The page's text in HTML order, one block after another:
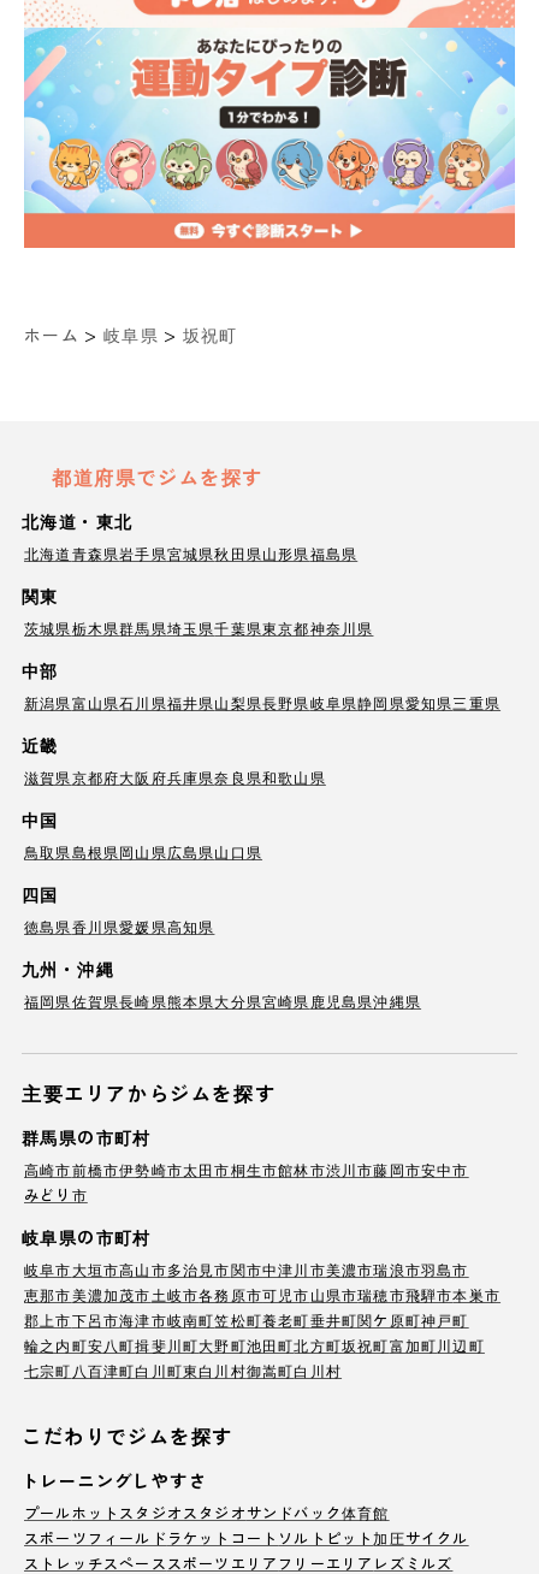
ホーム > 岐阜県 > 坂祝町
都道府県でジムを探す
北海道・東北
北海道青森県岩手県宮城県秋田県山形県福島県
関東
茨城県栃木県群馬県埼玉県千葉県東京都神奈川県
中部
新潟県富山県石川県福井県山梨県長野県岐阜県静岡県愛知県三重県
近畿
滋賀県京都府大阪府兵庫県奈良県和歌山県
中国
鳥取県島根県岡山県広島県山口県
四国
徳島県香川県愛媛県高知県
九州・沖縄
福岡県佐賀県長崎県熊本県大分県宮崎県 鹿児島県沖縄県
主要エリアからジムを探す
群馬県の市町村
高崎市前橋市伊勢崎市太田市桐生市館林市渋川市藤岡市安中市
みどり市
岐阜県の市町村
岐阜市大垣市高山市多治見市関市中津川市美濃市瑞浪市羽島市
恵那市美濃加茂市土岐市各務原市可児市山県市瑞穂市飛騨市本巣市
郡上市下呂市海津市岐南町笠松町養老町垂井町関ケ原町神戸町
輪之内町安八町揖斐川町大野町池田町北方町坂祝町富加町川辺町
七宗町 八百津町白川町東白川村御嵩町白川村
こだわりでジムを探す
トレーニングしやすさ
プールホットスタジオ スタジオサンドバック体育館
スポーツフィールド ラケットコート ソルトピット加圧サイクル
ストレッチスペース スポーツエリア フリーエリア レズミルズ